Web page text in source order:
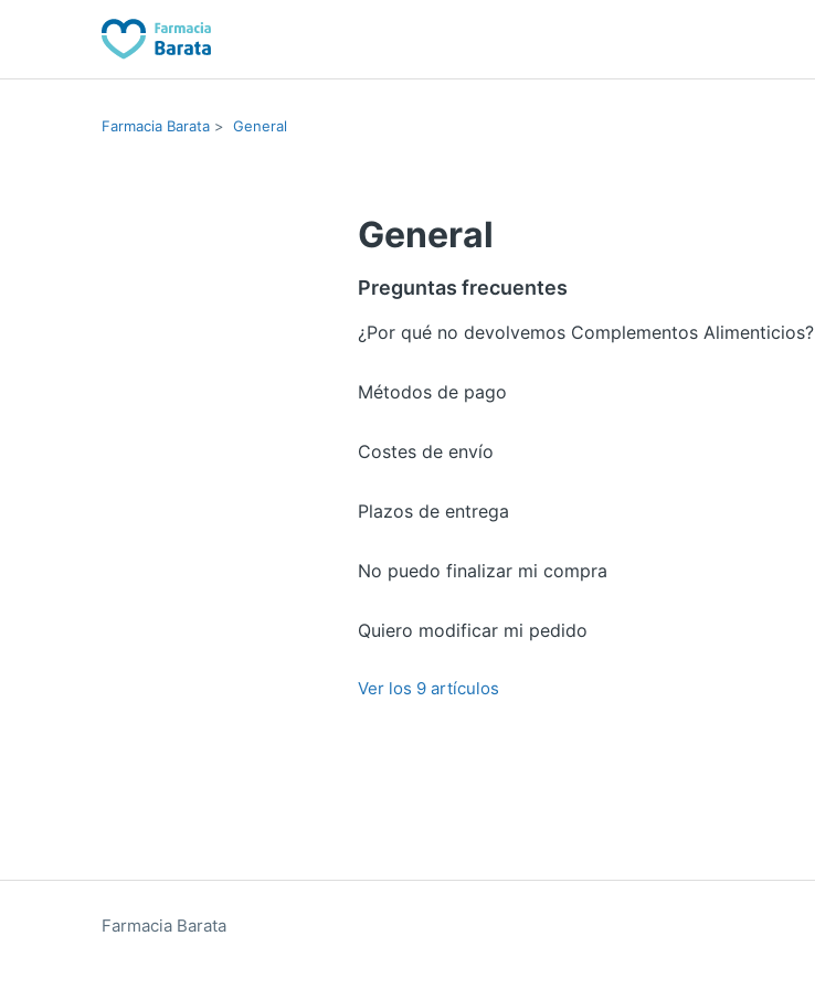
Farmacia Barata General
General
Preguntas frecuentes
¿Por qué no devolvemos Complementos Alimenticios?
Métodos de pago
Costes de envío
Plazos de entrega
No puedo finalizar mi compra
Quiero modificar mi pedido
Ver los 9 artículos
Farmacia Barata